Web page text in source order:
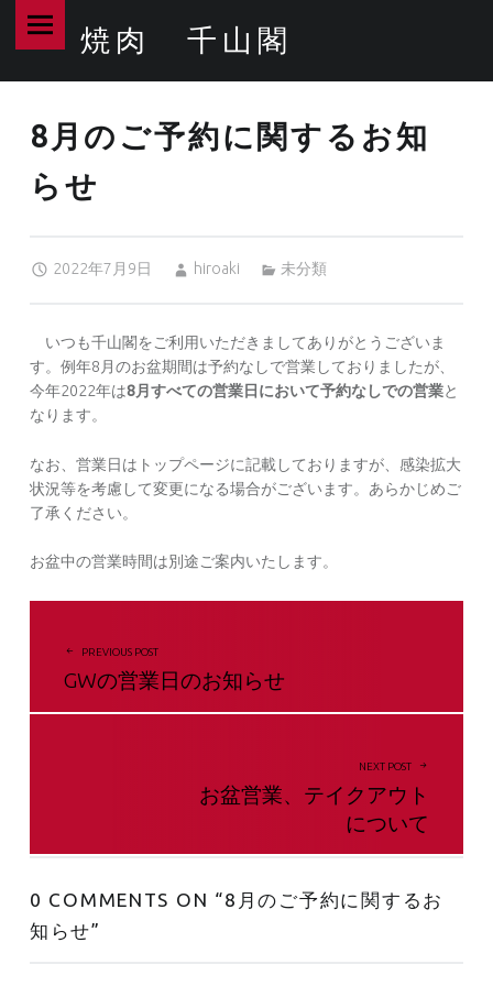
8月のご予約に関するお知らせ – 焼肉 千山閣
焼肉 千山閣
8月のご予約に関するお知
らせ
2022年7月9日
hiroaki
未分類
いつも千山閣をご利用いただきましてありがとうございま
す。例年8月のお盆期間は予約なしで営業しておりましたが、
今年2022年は8月すべての営業日において予約なしでの営業と
なります。
なお、営業日はトップページに記載しておりますが、感染拡大
状況等を考慮して変更になる場合がございます。あらかじめご
了承ください。
お盆中の営業時間は別途ご案内いたします。
投稿ナビゲーション
PREVIOUS POST
GWの営業日のお知らせ
NEXT POST
お盆営業、テイクアウト
について
0 COMMENTS ON “8月のご予約に関するお
知らせ”